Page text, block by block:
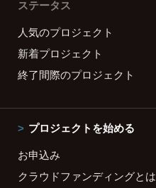
ステータス
人気のプロジェクト
新着プロジェクト
終了間際のプロジェクト
プロジェクトを始める
お申込み
クラウドファンディングとは